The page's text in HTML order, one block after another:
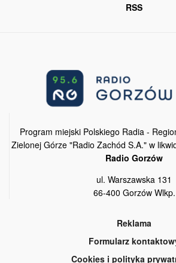
RSS
Program miejski Polskiego Radia -
Zielonej Górze "Radio Zachód S.A." w
Radio Gorzów
ul. Warszawska 131
66-400 Gorzów Wlkp.
Reklama
Formularz
Cookies i polityka